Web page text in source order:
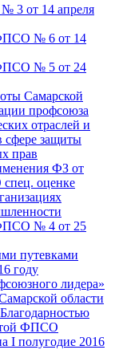
3 от 14 апреля
№ 6 от 14
№ 5 от 24
Самарской
профсоюза
отраслей и
защиты
прав
ФЗ от
спец. оценке
№ 4 от 25
путевками
году
лидера»
области
ФПСО
I полугодие 2016